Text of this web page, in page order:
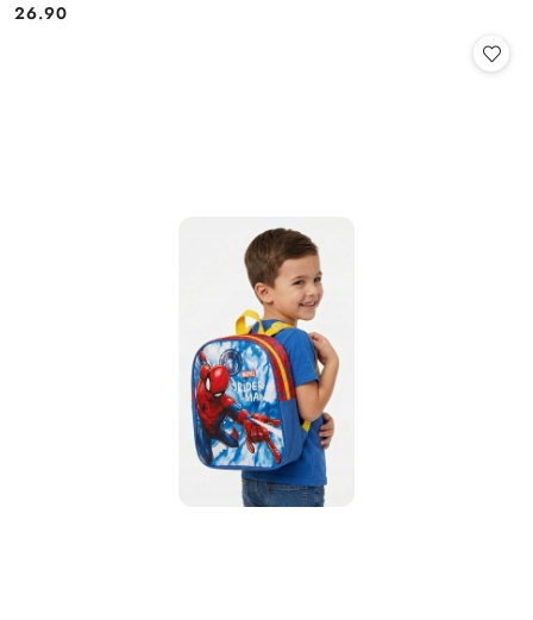
Cena:
26.90